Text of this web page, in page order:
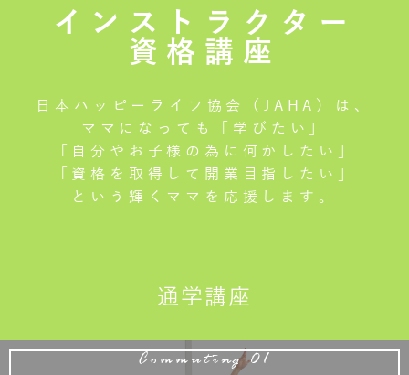
インストラクター
資格講座
日本ハッピーライフ協会（JAHA）は、
ママになっても「学びたい」
「自分やお子様の為に何かしたい」
「資格を取得して開業目指したい」
という輝くママを応援します。
通学講座
Commuting 01